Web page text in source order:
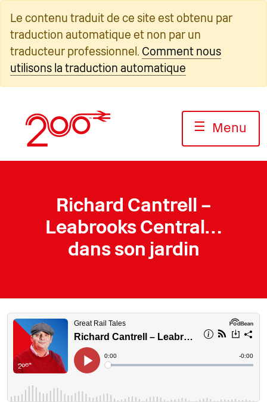
content
Le contenu traduit de ce site est obtenu par
traduction automatique et non par un
traducteur professionnel. Comment nous
utilisons la traduction automatique
☰ Menu
Richard Cantrell –
Leabrooks Central…
dans son jardin